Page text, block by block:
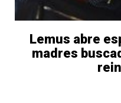
Lemus abre
madres